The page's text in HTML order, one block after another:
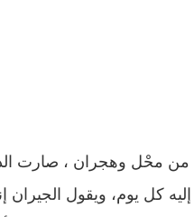
من محْل وهجران ، صارت
كل يوم، ويقول الجيران